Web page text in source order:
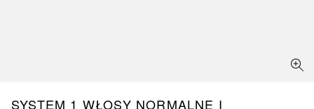
SYSTEM 1 WŁOSY NORMALNE I